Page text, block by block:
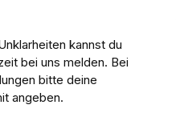
kannst du
bei uns melden. Bei
bitte deine
angeben.